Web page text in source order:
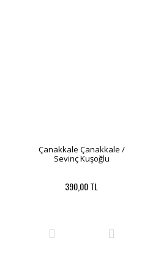
Çanakkale Çanakkale /
Sevinç Kuşoğlu
390,00 TL